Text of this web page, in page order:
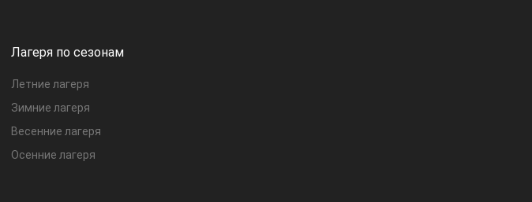
Лагеря по сезонам
Летние лагеря
Зимние лагеря
Весенние лагеря
Осенние лагеря